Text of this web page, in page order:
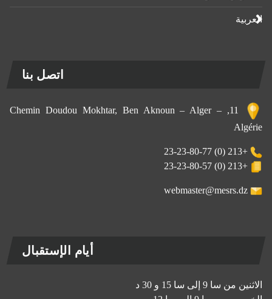
العربية
اتصل بنا
11, Chemin Doudou Mokhtar, Ben Aknoun – Alger –
Algérie
+213 (0) 23-23-80-77
+213 (0) 23-23-80-57
webmaster@mesrs.dz
أيام الإستقبال
الاثنين من سا 9 إلى سا 15 و 30 د